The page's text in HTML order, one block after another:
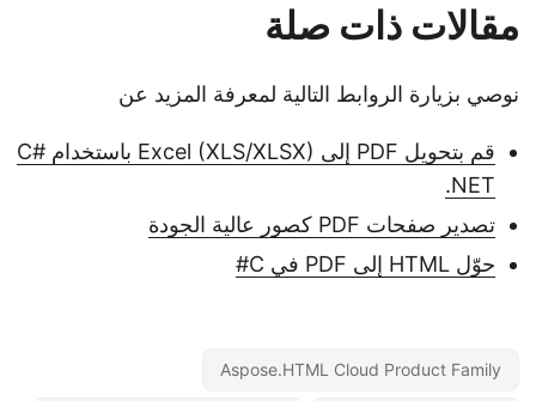
مقالات ذات صلة
نوصي بزيارة الروابط التالية لمعرفة المزيد عن
قم بتحويل PDF إلى Excel (XLS/XLSX) باستخدام C#
.NET
تصدير صفحات PDF كصور عالية الجودة
حوّل HTML إلى PDF في C#
Aspose.HTML Cloud Product Family